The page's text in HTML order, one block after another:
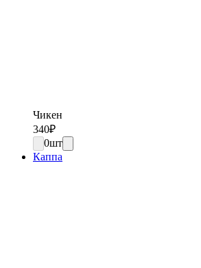
Чикен
340₽
0шт
Каппа